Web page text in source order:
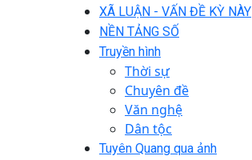
XÃ LUẬN - VẤN ĐỀ KỲ NÀY
NỀN TẢNG SỐ
Truyền hình
Thời sự
Chuyên đề
Văn nghệ
Dân tộc
Tuyên Quang qua ảnh